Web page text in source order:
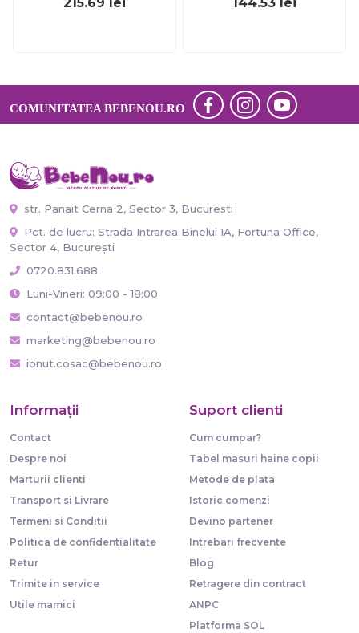
COMUNITATEA BEBENOU.RO
str. Panait Cerna 2, Sector 3, Bucuresti
Pct. de lucru: Strada Intrarea Binelui 1A, Fortuna Office,
Sector 4, București
0720.831.688
Luni-Vineri: 09:00 - 18:00
contact@bebenou.ro
marketing@bebenou.ro
ionut.cosac@bebenou.ro
Informaţii
Contact
Despre noi
Marturii clienti
Transport si Livrare
Termeni si Conditii
Politica de confidentialitate
Retur
Trimite in service
Utile mamici
Suport clienti
Cum cumpar?
Tabel masuri haine copii
Metode de plata
Istoric comenzi
Devino partener
Intrebari frecvente
Blog
Retragere din contract
ANPC
Platforma SOL